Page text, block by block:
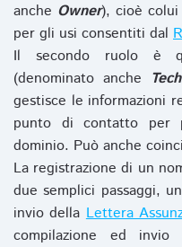
anche Owner), cioè
per gli usi consentiti dal
Il secondo ruolo è
(denominato anche
gestisce le informazioni
punto di contatto per
dominio. Può anche
La registrazione di un
due semplici passaggi,
invio dellaLettera
compilazione ed invio